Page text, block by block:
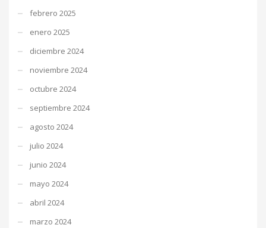
febrero 2025
enero 2025
diciembre 2024
noviembre 2024
octubre 2024
septiembre 2024
agosto 2024
julio 2024
junio 2024
mayo 2024
abril 2024
marzo 2024